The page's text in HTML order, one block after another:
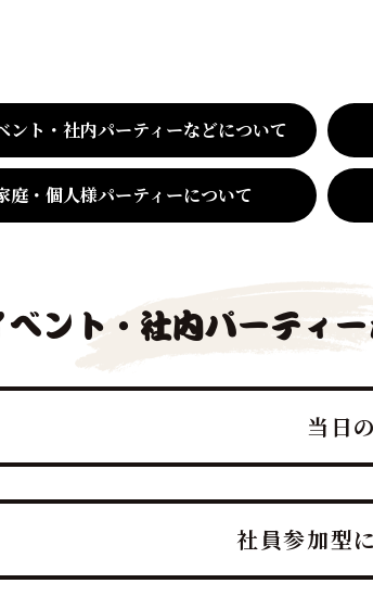
ント・社内パーティーなどについて
庭・個人様パーティーについて
ベント・社内パーティ
当日
はい、すべて「鮪達人」にお任せください！
ホテルレベルのおもてなしをコンセプトにし
社員参加型